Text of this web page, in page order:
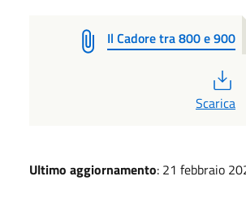
Il Cadore tra 800 e 900
Scarica
Ultimo aggiornamento: 21 febbraio